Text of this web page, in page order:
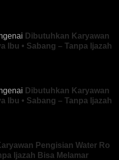
Dibutuhkan Karyawan
Ibu • Sabang – Tanpa Ijazah
Dibutuhkan Karyawan
Ibu • Sabang – Tanpa Ijazah
Pengisian Water Ro
Ijazah Bisa Melamar